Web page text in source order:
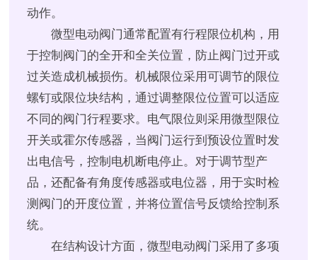
动作。
微型电动阀门通常配置有行程限位机构，用
于控制阀门的全开和全关位置，防止阀门过开或
过关造成机械损伤。机械限位采用可调节的限位
螺钉或限位块结构，通过调整限位位置可以适应
不同的阀门行程要求。电气限位则采用微型限位
开关或霍尔传感器，当阀门运行到预设位置时发
出电信号，控制电机断电停止。对于调节型产
品，还配备有角度传感器或电位器，用于实时检
测阀门的开度位置，并将位置信号反馈给控制系
统。
在结构设计方面，微型电动阀门采用了多项